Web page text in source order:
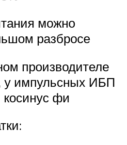
можно
разбросе
производителе
у импульсных ИБП
фи